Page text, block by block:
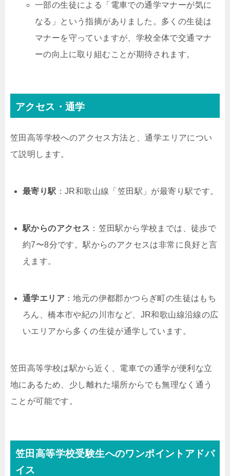
一部の生徒による「電車での通学マナーが気に
なる」という指摘がありました。多くの生徒は
マナーを守っていますが、学校全体で交通マナ
ーの向上に取り組むことが期待されます。
アクセス・通学
笠田高等学校へのアクセス方法と、通学エリアについ
て説明します。
最寄り駅 ：JR和歌山線「笠田駅」が最寄り駅です。
駅からのアクセス ：笠田駅から学校までは、徒歩で
約7〜8分です。駅からのアクセスは非常に良好と言
えます。
通学エリア ：地元の伊都郡かつらぎ町の生徒はもち
ろん、橋本市や紀の川市など、JR和歌山線沿線の広
いエリアから多くの生徒が通学しています。
笠田高等学校は駅から近く、電車での通学が便利な立
地にあるため、少し離れた場所からでも無理なく通う
ことが可能です。
笠田高等学校受験生へのワンポイントアドバ
イス